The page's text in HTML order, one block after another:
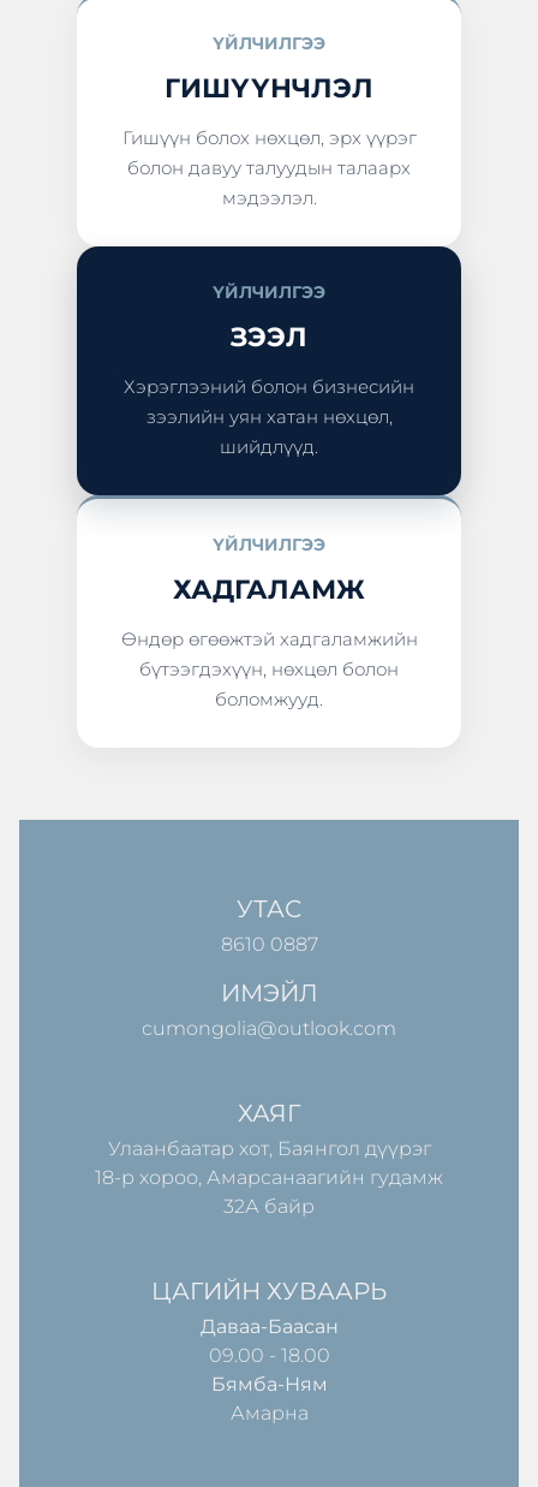
ҮЙЛЧИЛГЭЭ
ГИШҮҮНЧЛЭЛ
Гишүүн болох нөхцөл, эрх үүрэг
болон давуу талуудын талаарх
мэдээлэл.
ҮЙЛЧИЛГЭЭ
ЗЭЭЛ
Хэрэглээний болон бизнесийн
зээлийн уян хатан нөхцөл,
шийдлүүд.
ҮЙЛЧИЛГЭЭ
ХАДГАЛАМЖ
Өндөр өгөөжтэй хадгаламжийн
бүтээгдэхүүн, нөхцөл болон
боломжууд.
УТАС
8610 0887
ИМЭЙЛ
cumongolia@outlook.com
ХАЯГ
Улаанбаатар хот, Баянгол дүүрэг
18-р хороо, Амарсанаагийн гудамж
32А байр
ЦАГИЙН ХУВААРЬ
Даваа-Баасан
09.00 - 18.00
Бямба-Ням
Амарна